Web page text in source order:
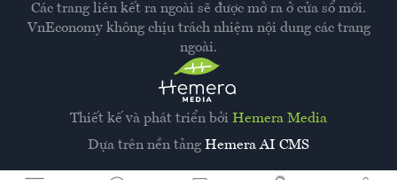
Thiết kế và phát triển bởi Hemera Media
Dựa trên nền tảng Hemera AI CMS
Các trang liên kết ra ngoài sẽ được mở ra ở cửa sổ mới.
VnEconomy không chịu trách nhiệm nội dung các trang
ngoài.